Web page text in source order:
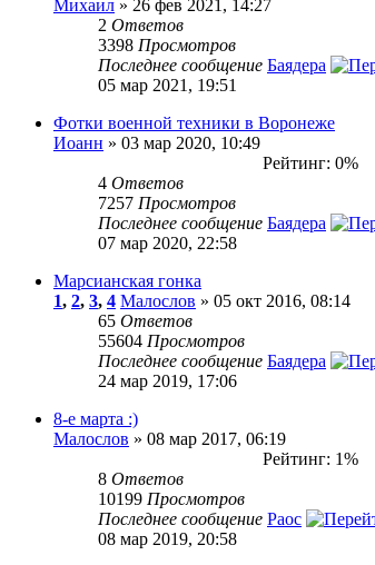
Михаил » 26 фев 2021, 14:27
2 Ответов
3398 Просмотров
Последнее сообщение Баядера
05 мар 2021, 19:51
Фотки военной техники в Воронеже
Иоанн » 03 мар 2020, 10:49
Рейтинг: 0%
4 Ответов
7257 Просмотров
Последнее сообщение Баядера
07 мар 2020, 22:58
Марсианская гонка
1, 2, 3, 4 Малослов » 05 окт 2016, 08:14
65 Ответов
55604 Просмотров
Последнее сообщение Баядера
24 мар 2019, 17:06
8-е марта :)
Малослов » 08 мар 2017, 06:19
Рейтинг: 1%
8 Ответов
10199 Просмотров
Последнее сообщение Раос
08 мар 2019, 20:58